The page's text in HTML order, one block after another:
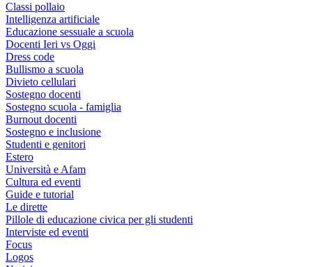
Classi pollaio
Intelligenza artificiale
Educazione sessuale a scuola
Docenti Ieri vs Oggi
Dress code
Bullismo a scuola
Divieto cellulari
Sostegno docenti
Sostegno scuola - famiglia
Burnout docenti
Sostegno e inclusione
Studenti e genitori
Estero
Università e Afam
Cultura ed eventi
Guide e tutorial
Le dirette
Pillole di educazione civica per gli studenti
Interviste ed eventi
Focus
Logos